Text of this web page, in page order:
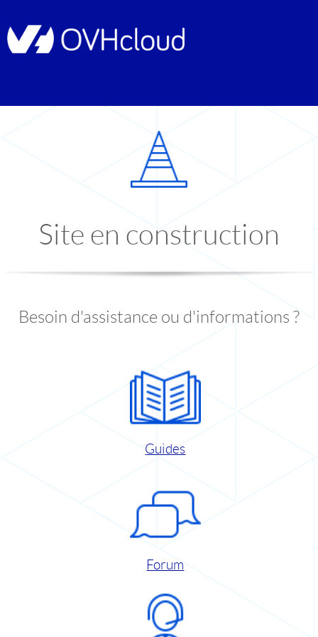
Site en construction
Besoin d'assistance ou d'informations ?
Guides
Forum